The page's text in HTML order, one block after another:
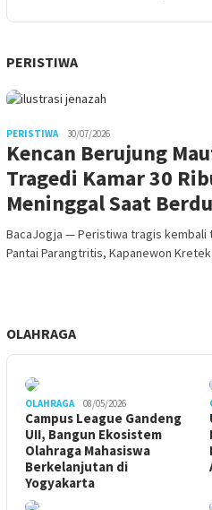
PERISTIWA
PERISTIWA 30/07/2026
Kencan Berujung
Tragedi Kamar 30
Meninggal Saat
BacaJogja — Peristiwa tragis kembali
Pantai Parangtritis, Kapanewon
OLAHRAGA
OLAHRAGA 08/05/2026
Campus League Gandeng
UII, Bangun Ekosistem
Olahraga Mahasiswa
Berkelanjutan di
Yogyakarta